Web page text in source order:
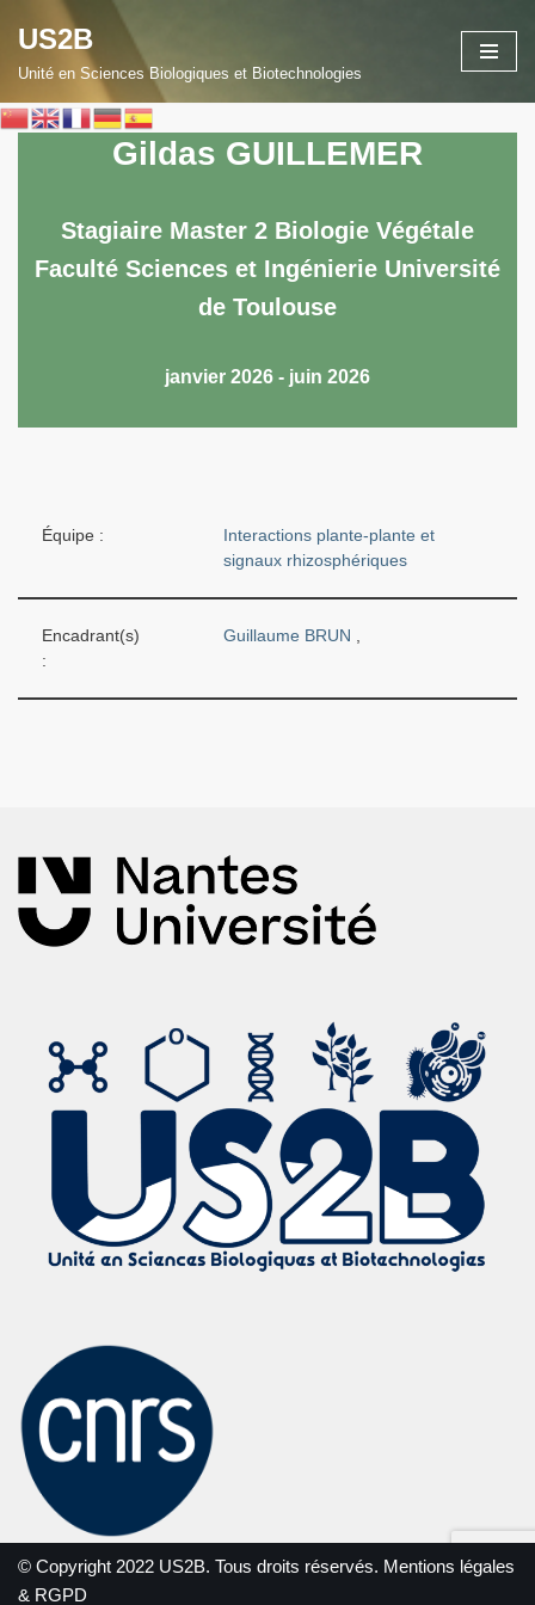
Aller
contenu
US2B
Unité en Sciences Biologiques et Biotechnologies
Gildas GUILLEMER
Stagiaire Master 2 Biologie Végétale
Faculté Sciences et Ingénierie Université
de Toulouse
janvier 2026 - juin 2026
Équipe :
Interactions plante-plante et
signaux rhizosphériques
Encadrant(s)
:
Guillaume BRUN ,
© Copyright 2022 US2B. Tous droits réservés. Mentions légales
& RGPD